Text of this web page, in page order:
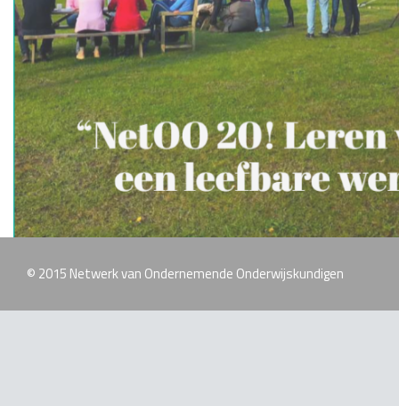
© 2015 Netwerk van Ondernemende Onderwijskundigen